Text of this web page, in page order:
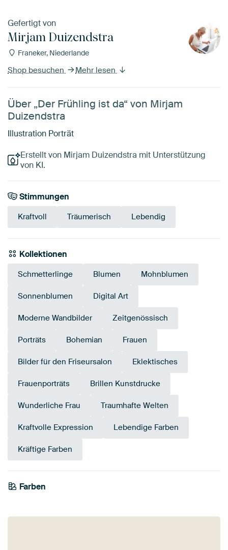
Gefertigt von
Mirjam Duizendstra
Franeker, Niederlande
Shop besuchen Mehr lesen
Über „Der Frühling ist da“ von Mirjam
Duizendstra
Illustration Porträt
Erstellt von Mirjam Duizendstra mit Unterstützung
von KI.
Stimmungen
Kraftvoll Träumerisch Lebendig
Kollektionen
Schmetterlinge Blumen Mohnblumen
Sonnenblumen Digital Art
Moderne Wandbilder Zeitgenössisch
Porträts Bohemian Frauen
Bilder für den Friseursalon Eklektisches
Frauenporträts Brillen Kunstdrucke
Wunderliche Frau Traumhafte Welten
Kraftvolle Expression Lebendige Farben
Kräftige Farben
Farben
Early Dew
Taupe
Bronze